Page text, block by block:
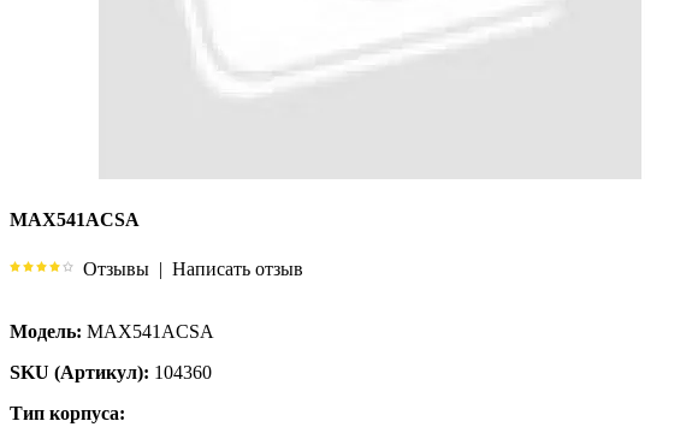
MAX541ACSA
Отзывы | Написать отзыв
Модель: MAX541ACSA
SKU (Артикул): 104360
Тип корпуса: